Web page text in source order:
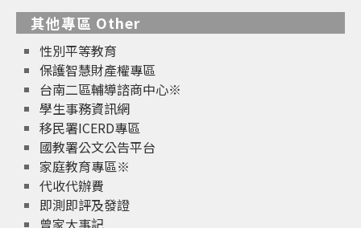
其他專區 Other
性別平等教育
保護智慧財產權專區
台南二區輔導諮商中心※
學生事務資訊網
移民署ICERD專區
國教署公文公告平台
家庭教育專區※
代收代辦費
即測即評及發證
曾家大事記